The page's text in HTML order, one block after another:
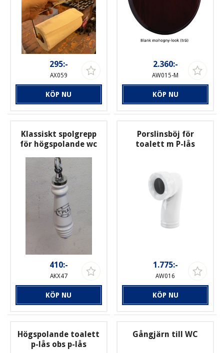
295:-
AX059
KÖP NU
2.360:-
AW015-M
KÖP NU
Klassiskt spolgrepp
för högspolande wc
410:-
AKX47
KÖP NU
Porslinsböj för
toalett m P-lås
1.775:-
AW016
KÖP NU
Högspolande toalett
p-lås obs p-lås
Gångjärn till WC